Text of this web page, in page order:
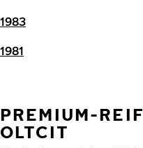
1983
1981
PREMIUM-
OLTCIT